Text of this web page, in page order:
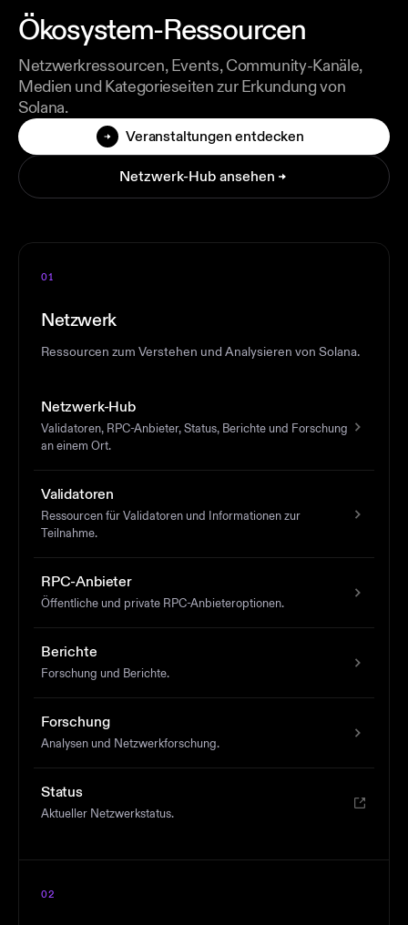
Ökosystem-Ressourcen
Netzwerkressourcen, Events, Community-Kanäle,
Medien und Kategorieseiten zur Erkundung von
Solana.
Veranstaltungen entdecken
Netzwerk-Hub ansehen
01
Netzwerk
Ressourcen zum Verstehen und Analysieren von Solana.
Netzwerk-Hub
Validatoren, RPC-Anbieter, Status, Berichte und Forschung
an einem Ort.
Validatoren
Ressourcen für Validatoren und Informationen zur
Teilnahme.
RPC-Anbieter
Öffentliche und private RPC-Anbieteroptionen.
Berichte
Forschung und Berichte.
Forschung
Analysen und Netzwerkforschung.
Status
Aktueller Netzwerkstatus.
02